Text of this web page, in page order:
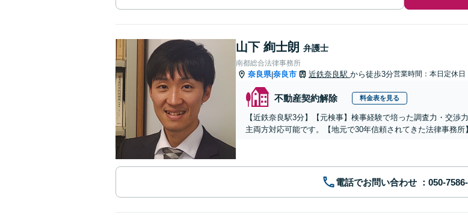
山下 絢士朗 弁護士
南都総合法律事務所
奈良県|奈良市 近鉄奈良駅 から徒歩3分営業時間：本日定休日
不動産契約解除 料金表を見る
【近鉄奈良駅3分】【元検事】検事経験で培った調査力・交
主両方対応可能です。【地元で30年信頼されてきた法律事務所】
電話でお問い合わせ